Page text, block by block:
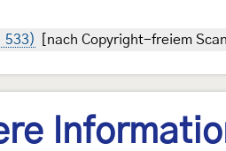
533) [nach Copyright-freiem